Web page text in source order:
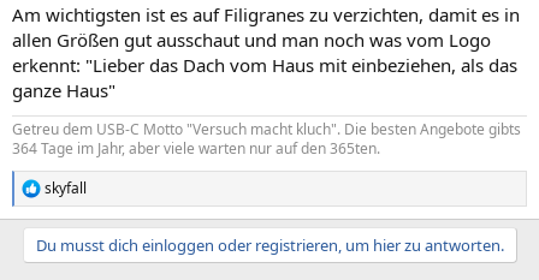
Am wichtigsten ist es auf Filigranes zu verzichten, damit es in
allen Größen gut ausschaut und man noch was vom Logo
erkennt: "Lieber das Dach vom Haus mit einbeziehen, als das
ganze Haus"
Getreu dem USB-C Motto "Versuch macht kluch". Die besten Angebote gibts
364 Tage im Jahr, aber viele warten nur auf den 365ten.
R
e
a
skyfall
Du musst dich einloggen oder registrieren, um hier zu antworten.